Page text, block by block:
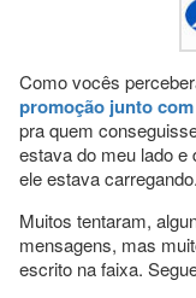
Como vocês
promoção junto
pra quem
estava do meu lado e
ele estava carregando.
Muitos tentaram,
mensagens, mas
escrito na faixa.